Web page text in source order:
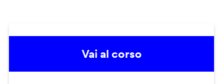
Vai al corso